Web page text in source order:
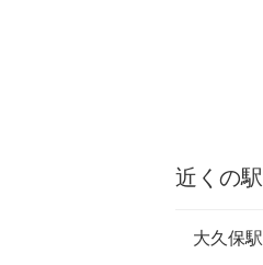
近くの駅
大久保駅